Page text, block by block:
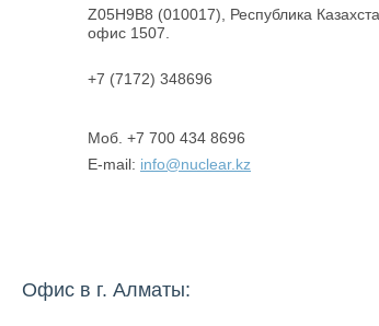
Z05H9В8 (010017), Республика
офис 1507.
+7 (7172) 348696
Моб. +7 700 434 8696
E-mail: info@nuclear.kz
Офис в г. Алматы: